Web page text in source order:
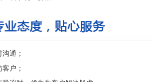
通；
户；